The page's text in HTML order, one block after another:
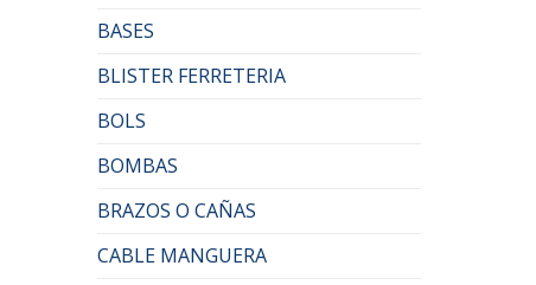
BASES
BLISTER FERRETERIA
BOLS
BOMBAS
BRAZOS O CAÑAS
CABLE MANGUERA